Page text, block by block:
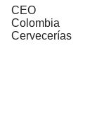
CEO
Colombia
Cervecerías